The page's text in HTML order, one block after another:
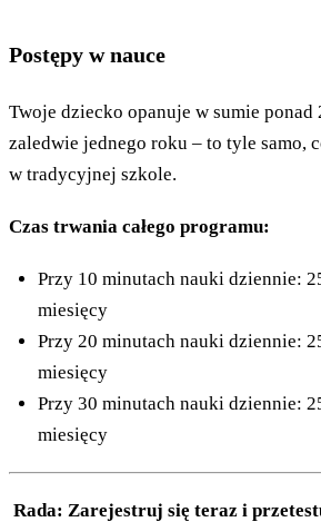
Postępy w nauce
Twoje dziecko opanuje w sumie ponad
zaledwie jednego roku – to tyle samo,
w tradycyjnej szkole.
Czas trwania całego programu:
Przy 10 minutach nauki dziennie:
miesięcy
Przy 20 minutach nauki dziennie:
miesięcy
Przy 30 minutach nauki dziennie:
miesięcy
Rada: Zarejestruj się teraz i